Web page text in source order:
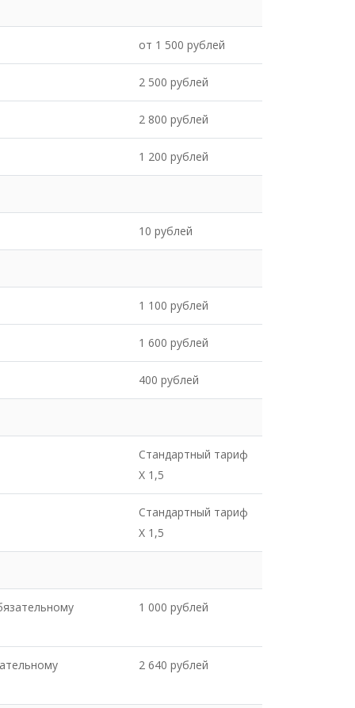
от 1 500 рублей
2 500 рублей
2 800 рублей
1 200 рублей
10 рублей
1 100 рублей
1 600 рублей
400 рублей
Стандартный тариф
X 1,5
Стандартный тариф
X 1,5
1 000 рублей
2 640 рублей